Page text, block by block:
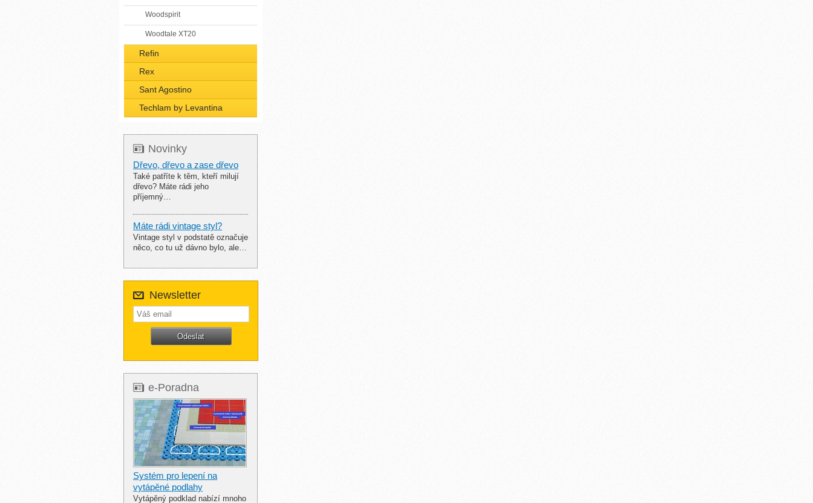
Woodspirit
Woodtale XT20
Refin
Rex
Sant Agostino
Techlam by Levantina
Novinky
Dřevo, dřevo a zase dřevo
Také patříte k těm, kteří milují
dřevo? Máte rádi jeho
příjemný…
Máte rádi vintage styl?
Vintage styl v podstatě označuje
něco, co tu už dávno bylo, ale…
Newsletter
e-Poradna
Systém pro lepení na
vytápěné podlahy
Vytápěný podklad nabízí mnoho